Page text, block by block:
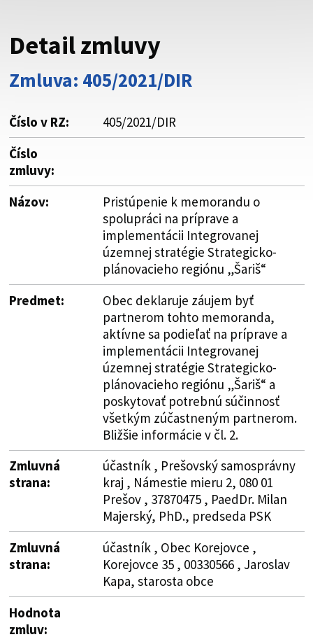
Buďte pozorní a vždy sa uistite, že zdieľate informácie iba
cez zabezpečenú webovú stránku. Zabezpečená stránka
vždy začína https:// pred názvom domény webového sídla.
Detail zmluvy
Zmluva: 405/2021/DIR
Číslo v RZ:
405/2021/DIR
Číslo
zmluvy:
Názov:
Pristúpenie k memorandu o
spolupráci na príprave a
implementácii Integrovanej
územnej stratégie Strategicko-
plánovacieho regiónu „Šariš“
Predmet:
Obec deklaruje záujem byť
partnerom tohto memoranda,
aktívne sa podieľať na príprave a
implementácii Integrovanej
územnej stratégie Strategicko-
plánovacieho regiónu „Šariš“ a
poskytovať potrebnú súčinnosť
všetkým zúčastneným partnerom.
Bližšie informácie v čl. 2.
Zmluvná
strana:
účastník , Prešovský samosprávny
kraj , Námestie mieru 2, 080 01
Prešov , 37870475 , PaedDr. Milan
Majerský, PhD., predseda PSK
Zmluvná
strana:
účastník , Obec Korejovce ,
Korejovce 35 , 00330566 , Jaroslav
Kapa, starosta obce
Hodnota
zmluv: